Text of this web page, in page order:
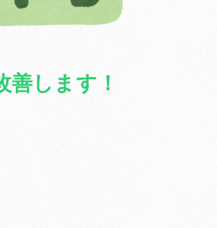
善します！